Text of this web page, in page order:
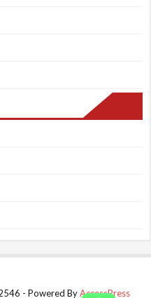
- Powered ByAccessPress